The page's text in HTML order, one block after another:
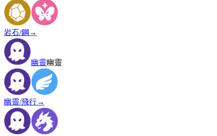
岩石/鋼 →
幽靈幽靈
幽靈/飛行→